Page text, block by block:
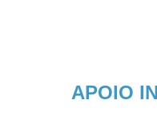
APOIO